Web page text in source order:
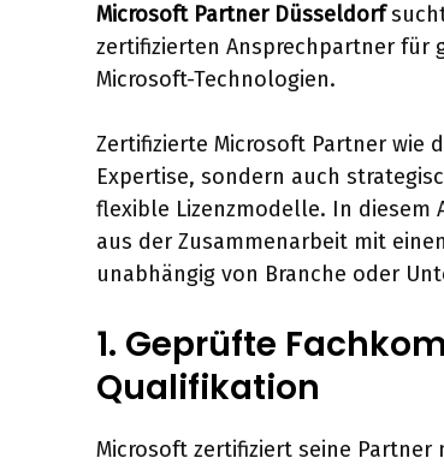
Microsoft Partner Düsseldorf
zertifizierten Ansprechpartner für
Microsoft-Technologien.
Zertifizierte Microsoft Partner wie
Expertise, sondern auch
flexible Lizenzmodelle. In diesem
aus der Zusammenarbeit mit
unabhängig von Branche oder
1. Geprüfte
Qualifikation
Microsoft zertifiziert seine